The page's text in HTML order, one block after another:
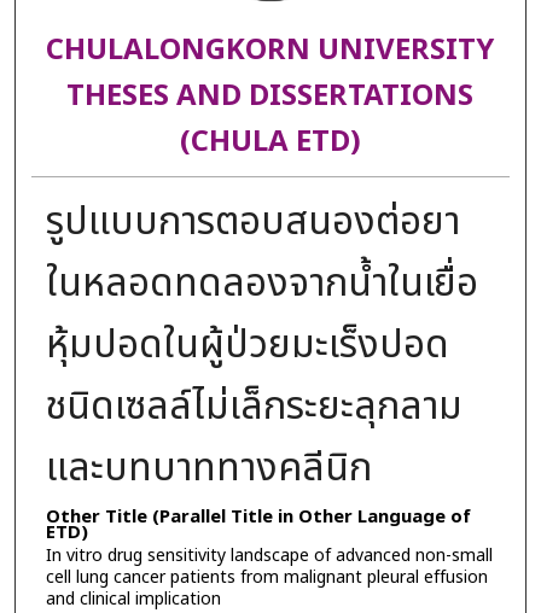
CHULALONGKORN UNIVERSITY
THESES AND DISSERTATIONS
(CHULA ETD)
รูปแบบการตอบสนองต่อยา
ในหลอดทดลองจากน้ำในเยื่อ
หุ้มปอดในผู้ป่วยมะเร็งปอด
ชนิดเซลล์ไม่เล็กระยะลุกลาม
และบทบาททางคลีนิก
Other Title (Parallel Title in Other Language of
ETD)
In vitro drug sensitivity landscape of advanced non-small
cell lung cancer patients from malignant pleural effusion
and clinical implication